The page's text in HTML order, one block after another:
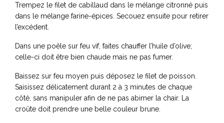
Trempez le filet de cabillaud dans le mélange citronné puis
dans le mélange farine-épices. Secouez ensuite pour retirer
l’excédent.
Dans une poêle sur feu vif, faites chauffer l’huile d’olive;
celle-ci doit être bien chaude mais ne pas fumer.
Baissez sur feu moyen puis déposez le filet de poisson.
Saisissez délicatement durant 2 à 3 minutes de chaque
côté, sans manipuler afin de ne pas abimer la chair. La
croûte doit prendre une belle couleur brune.